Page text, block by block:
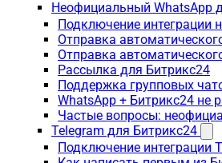
Неофициальный WhatsApp
Подключение интеграции
Отправка
Отправка
Рассылка для Битрикс24
Поддержка групповых
WhatsApp + Битрикс24 не
Частые вопросы:
Telegram для Битрикс24
Подключение интеграции